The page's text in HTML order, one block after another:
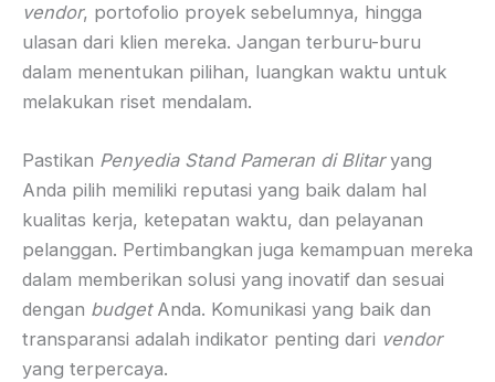
vendor, portofolio proyek sebelumnya, hingga
ulasan dari klien mereka. Jangan terburu-buru
dalam menentukan pilihan, luangkan waktu untuk
melakukan riset mendalam.
Pastikan Penyedia Stand Pameran di Blitaryang
Anda pilih memiliki reputasi yang baik dalam hal
kualitas kerja, ketepatan waktu, dan pelayanan
pelanggan. Pertimbangkan juga kemampuan mereka
dalam memberikan solusi yang inovatif dan sesuai
dengan budgetAnda. Komunikasi yang baik dan
transparansi adalah indikator penting dari vendor
yang terpercaya.